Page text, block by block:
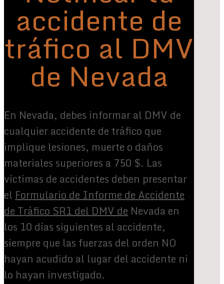
accidente de
tráfico al DMV
de Nevada
En Nevada, debes informar al DMV de
cualquier accidente de tráfico que
implique lesiones, muerte o daños
materiales superiores a 750 $. Las
víctimas de accidentes deben presentar
elFormulario de Informe de Accidente
de Tráfico SR1 del DMV de Nevada en
los 10 días siguientes al accidente,
siempre que las fuerzas del orden NO
hayan acudido al lugar del accidente ni
lo hayan investigado.